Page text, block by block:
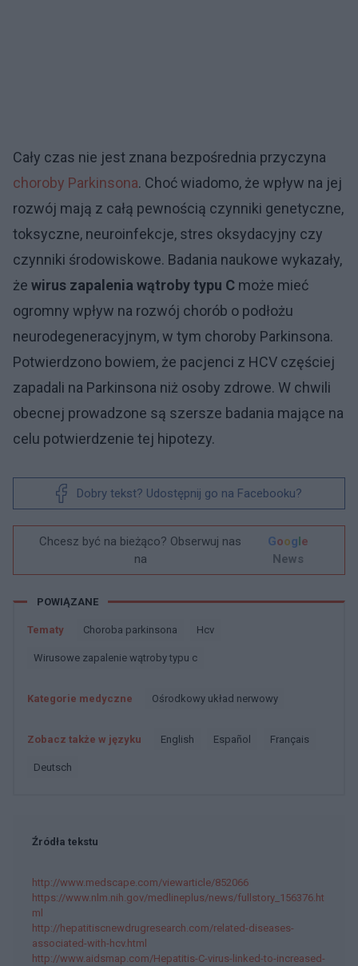
Cały czas nie jest znana bezpośrednia przyczyna
choroby Parkinsona. Choć wiadomo, że wpływ na jej
rozwój mają z całą pewnością czynniki genetyczne,
toksyczne, neuroinfekcje, stres oksydacyjny czy
czynniki środowiskowe. Badania naukowe wykazały,
że wirus zapalenia wątroby typu C może mieć
ogromny wpływ na rozwój chorób o podłożu
neurodegeneracyjnym, w tym choroby Parkinsona.
Potwierdzono bowiem, że pacjenci z HCV częściej
zapadali na Parkinsona niż osoby zdrowe. W chwili
obecnej prowadzone są szersze badania mające na
celu potwierdzenie tej hipotezy.
Dobry tekst? Udostępnij go na Facebooku?
Chcesz być na bieżąco? Obserwuj nas
na
Google
News
POWIĄZANE
Tematy Choroba parkinsona Hcv
Wirusowe zapalenie wątroby typu c
Kategorie medyczne Ośrodkowy układ nerwowy
Zobacz także w języku english español français
deutsch
Źródła tekstu
http://www.medscape.com/viewarticle/852066
https://www.nlm.nih.gov/medlineplus/news/fullstory_156376.ht
ml
http://hepatitiscnewdrugresearch.com/related-diseases-
associated-with-hcv.html
http://www.aidsmap.com/Hepatitis-C-virus-linked-to-increased-